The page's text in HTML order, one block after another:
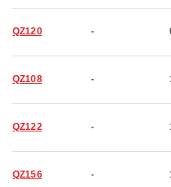
QZ120 -
QZ108 -
QZ122 -
QZ156 -